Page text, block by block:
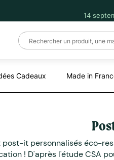
14
Cadeaux Made in
post-it personnalisés éco-
! D'après l'étude CSA